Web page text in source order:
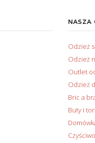
NASZA
Odzież
Odzież
Outlet
Odzież
Bric a
Buty i